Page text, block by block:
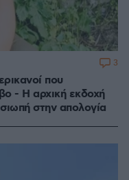
που
- Η αρχική εκδοχή
στην απολογία
3